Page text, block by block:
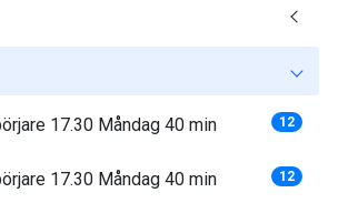
17.30 Måndag 40 min 12
17.30 Måndag 40 min 12